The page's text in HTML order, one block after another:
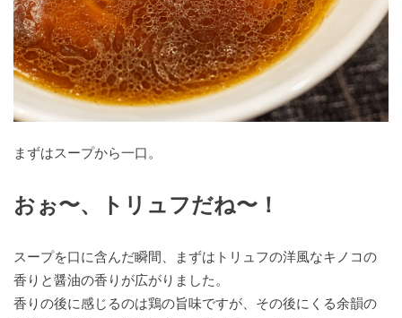
まずはスープから一口。
おぉ〜、トリュフだね〜！
スープを口に含んだ瞬間、まずはトリュフの洋風なキノコの
香りと醤油の香りが広がりました。
香りの後に感じるのは鶏の旨味ですが、その後にくる余韻の